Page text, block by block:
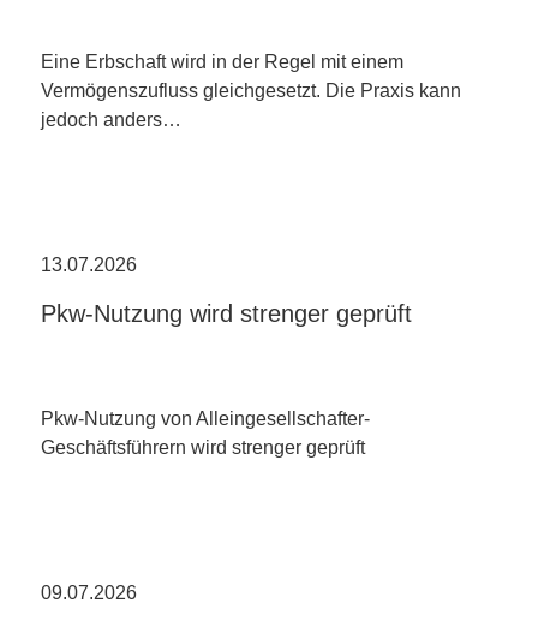
Eine Erbschaft wird in der Regel mit einem
Vermögenszufluss gleichgesetzt. Die Praxis kann
jedoch anders…
13.07.2026
Pkw-Nutzung wird strenger geprüft
Pkw-Nutzung von Alleingesellschafter-
Geschäftsführern wird strenger geprüft
09.07.2026